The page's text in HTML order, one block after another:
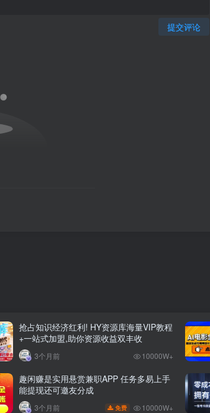
提交评论
抢占知识经济红利! HY资源库海量VIP教程
+一站式加盟,助你资源收益双丰收
3个月前 10000W+
趣闲赚是实用悬赏兼职APP 任务多易上手
能提现还可邀友分成
3个月前 免费 10000W+